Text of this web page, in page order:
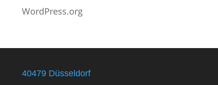
WordPress.org
40479 Düsseldorf